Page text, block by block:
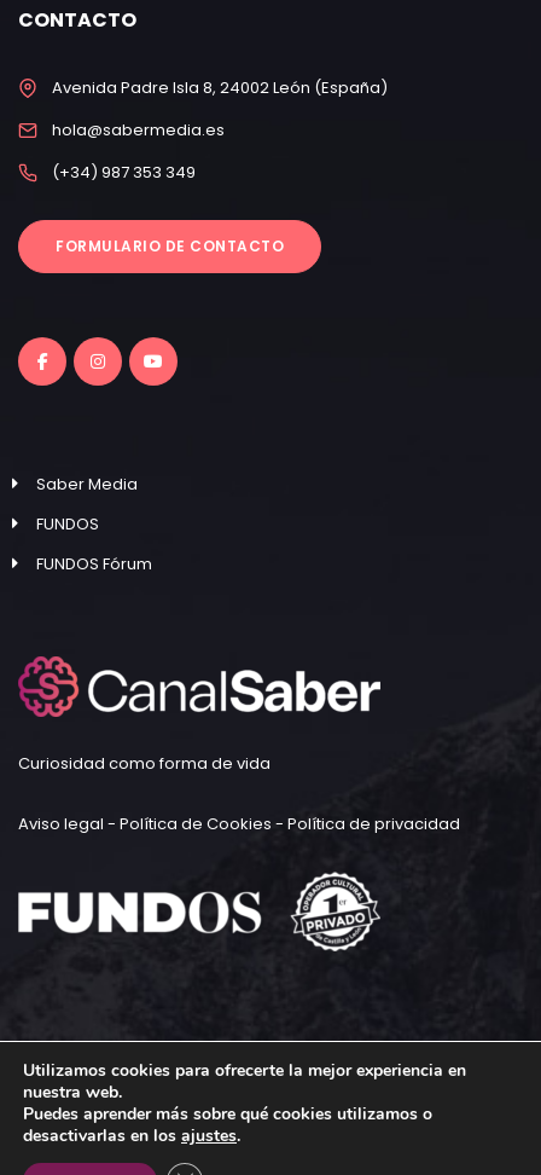
CONTACTO
Avenida Padre Isla 8, 24002 León (España)
hola@sabermedia.es
(+34) 987 353 349
FORMULARIO DE CONTACTO
Saber Media
FUNDOS
FUNDOS Fórum
Curiosidad como forma de vida
Aviso legal - Política de Cookies - Política de privacidad
Todos los derechos reservados © FUNDOS 2023
Utilizamos cookies para ofrecerte la mejor experiencia en
nuestra web.
Puedes aprender más sobre qué cookies utilizamos o
desactivarlas en los ajustes.